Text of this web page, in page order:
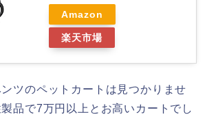
Amazon
楽天市場
ツのペットカートは見つかりませ
品で7万円以上とお高いカートでし